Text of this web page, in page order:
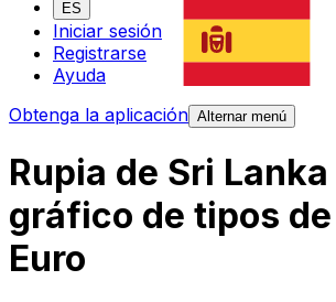
ES
Iniciar sesión
Registrarse
Ayuda
Obtenga la aplicación Alternar menú
Rupia de Sri Lanka
gráfico de tipos
Euro